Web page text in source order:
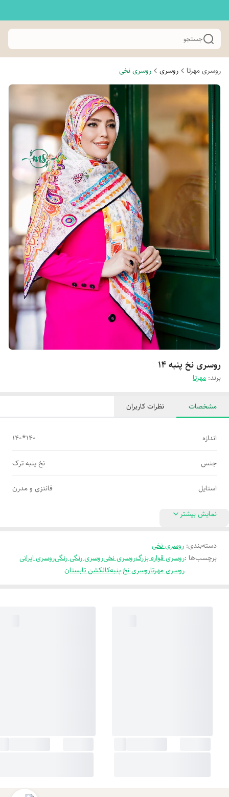
جستجو
روسری مهرتا روسری روسری نخی
روسری نخ پنبه 14
برند: مهرتا
مشخصات نظرات کاربران
اندازه 140*140
جنس نخ پنبه ترک
استایل فانتزی و مدرن
نمایش بیشتر
دسته‌بندی: روسری نخی
برچسب‌ها :روسری قواره بزرگروسری نخیروسری رنگی رنگیروسری ایرانی
روسری مهرتاروسری نخ پنبهکالکشن تابستان